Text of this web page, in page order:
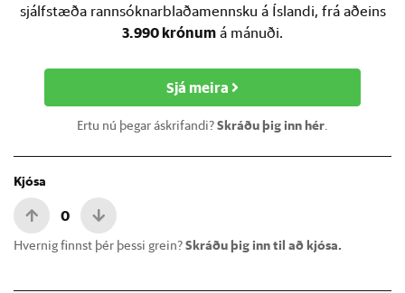
sjálfstæða rannsóknarblaðamennsku á Íslandi, frá aðeins
3.990 krónum á mánuði.
Sjá meira
Ertu nú þegar áskrifandi?Skráðu þig inn hér.
Kjósa
0
Hvernig finnst þér þessi grein?Skráðu þig inn til að kjósa.